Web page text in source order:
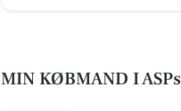
MIN KØBMAND I